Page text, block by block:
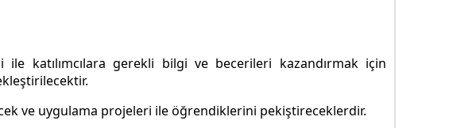
katılımcılara gerekli bilgi ve becerileri kazandırmak için
ve uygulama projeleri ile öğrendiklerini pekiştireceklerdir.